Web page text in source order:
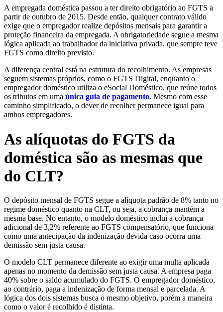
A empregada doméstica passou a ter direito obrigatório ao FGTS a
partir de outubro de 2015. Desde então, qualquer contrato válido
exige que o empregador realize depósitos mensais para garantir a
proteção financeira da empregada. A obrigatoriedade segue a mesma
lógica aplicada ao trabalhador da iniciativa privada, que sempre teve
FGTS como direito previsto.
A diferença central está na estrutura do recolhimento. As empresas
seguem sistemas próprios, como o FGTS Digital, enquanto o
empregador doméstico utiliza o eSocial Doméstico, que reúne todos
os tributos em uma única guia de pagamento. Mesmo com esse
caminho simplificado, o dever de recolher permanece igual para
ambos empregadores.
As alíquotas do FGTS da
doméstica são as mesmas que
do CLT?
O depósito mensal de FGTS segue a alíquota padrão de 8% tanto no
regime doméstico quanto na CLT, ou seja, a cobrança mantém a
mesma base. No entanto, o modelo doméstico inclui a cobrança
adicional de 3,2% referente ao FGTS compensatório, que funciona
como uma antecipação da indenização devida caso ocorra uma
demissão sem justa causa.
O modelo CLT permanece diferente ao exigir uma multa aplicada
apenas no momento da demissão sem justa causa. A empresa paga
40% sobre o saldo acumulado do FGTS. O empregador doméstico,
ao contrário, paga a indenização de forma mensal e parcelada. A
lógica dos dois sistemas busca o mesmo objetivo, porém a maneira
como o valor é recolhido é distinta.